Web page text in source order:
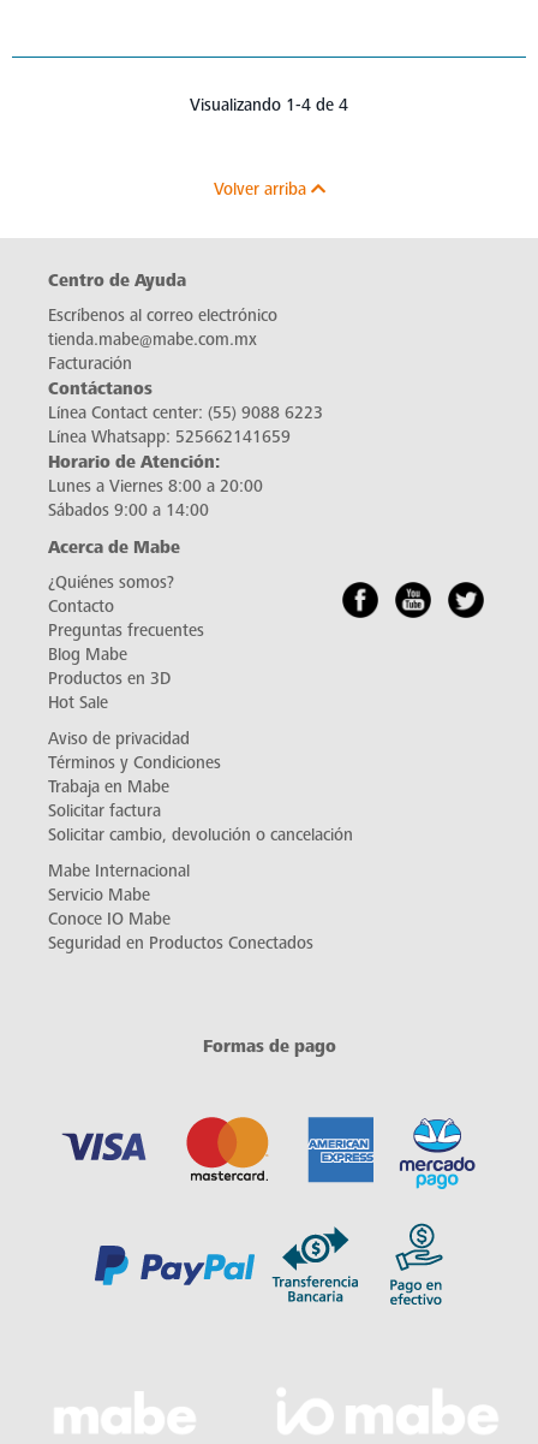
Visualizando 1-4 de 4
Volver arriba
Centro de Ayuda
Escríbenos al correo electrónico
tienda.mabe@mabe.com.mx
Facturación
Contáctanos
Línea Contact center: (55) 9088 6223
Línea Whatsapp: 525662141659
Horario de Atención:
Lunes a Viernes 8:00 a 20:00
Sábados 9:00 a 14:00
Acerca de Mabe
¿Quiénes somos?
Contacto
Preguntas frecuentes
Blog Mabe
Productos en 3D
Hot Sale
Aviso de privacidad
Términos y Condiciones
Trabaja en Mabe
Solicitar factura
Solicitar cambio, devolución o cancelación
Mabe Internacional
Servicio Mabe
Conoce IO Mabe
Seguridad en Productos Conectados
Formas de pago